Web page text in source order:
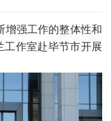
强工作的整体性和
工作室赴毕节市开展